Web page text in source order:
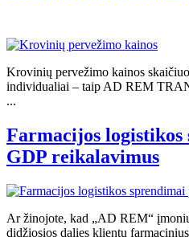
Krovinių pervežimo kainos
individualiai – taip AD REM
...
Farmacijos logistikos
GDP reikalavimus
Ar žinojote, kad „AD REM“
didžiosios dalies klientų